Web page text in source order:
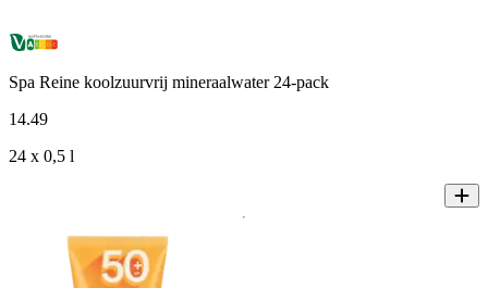
Spa Reine koolzuurvrij mineraalwater 24-pack
14.49
24 x 0,5 l